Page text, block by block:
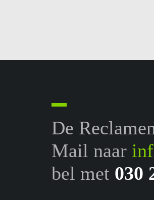
De
Mail naar
bel met 030